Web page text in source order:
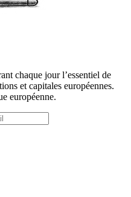
chaque jour l’essentiel de
et capitales européennes.
européenne.